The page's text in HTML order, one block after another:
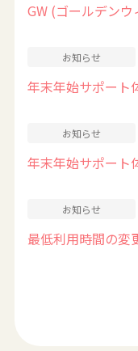
GW (ゴールデン
お知らせ
年末年始サポート
お知らせ
年末年始サポート
お知らせ
最低利用時間の変